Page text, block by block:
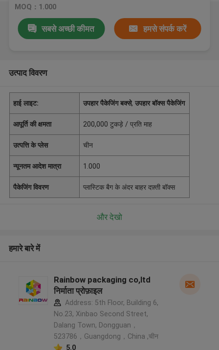
MOQ：1.000
सबसे अच्छी कीमत हमसे संपर्क करें
उत्पाद विवरण
हाई लाइट: उपहार पैकेजिंग बक्से,उपहार बॉक्स पैकेजिंग
आपूर्ति की क्षमता 200,000 टुकड़े / प्रति माह
उत्पत्ति के प्लेस चीन
न्यूनतम आदेश मात्रा 1.000
पैकेजिंग विवरण प्लास्टिक बैग के अंदर बाहर दफ़्ती बॉक्स
और देखो
हमारे बारे में
Rainbow packaging co,ltd
निर्माता प्रोफ़ाइल
Address: 5th Floor, Building 6,
No.23, Xinbao Second Street,
Dalang Town, Dongguan，
523786，Guangdong，China ,चीन
5.0